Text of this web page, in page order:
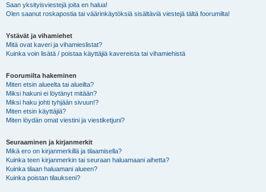
Saan yksityisviestejä joita en halua!
Olen saanut roskapostia tai väärinkäytöksiä sisältäviä viestejä tältä foorumilta!
Ystävät ja vihamiehet
Mitä ovat kaveri ja vihamieslistat?
Kuinka voin lisätä / poistaa käyttäjiä kavereista tai vihamiehistä
Foorumilta hakeminen
Miten etsin alueelta tai alueilta?
Miksi hakuni ei löytänyt mitään?
Miksi haku johti tyhjään sivuun!?
Miten etsin käyttäjiä?
Miten löydän omat viestini ja viestiketjuni?
Seuraaminen ja kirjanmerkit
Mikä ero on kirjanmerkillä ja tilaamisella?
Kuinka teen kirjanmerkin tai seuraan haluamaani aihetta?
Kuinka tilaan haluamani alueen?
Kuinka poistan tilaukseni?